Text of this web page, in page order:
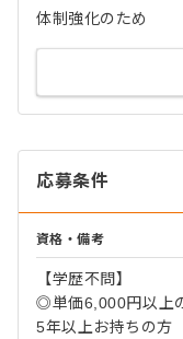
体制強化のため
応募条件
資格・備考
【学歴不問】
◎単価6,000円以上
5年以上お持ちの方